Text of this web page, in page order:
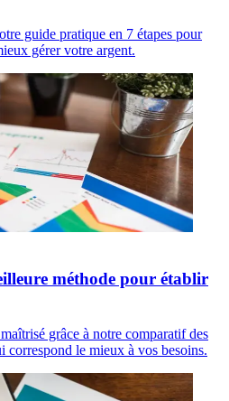
guide pratique en 7 étapes pour
gérer votre argent.
méthode pour établir
grâce à notre comparatif des
correspond le mieux à vos besoins.